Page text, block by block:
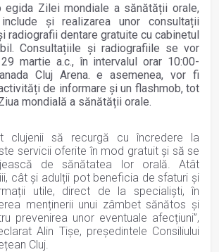
egida Zilei mondiale a sănătății orale,
și realizarea unor consultații
radiografii dentare gratuite cu cabinetul
Consultațiile și radiografiile se vor
martie a.c., în intervalul orar 10:00-
Cluj Arena. e asemenea, vor fi
de informare și un flashmob, tot
mondială a sănătății orale.
clujenii să recurgă cu încredere la
servicii oferite în mod gratuit și să se
de sănătatea lor orală. Atât
cât și adulții pot beneficia de sfaturi și
utile, direct de la specialiști, în
menținerii unui zâmbet sănătos și
prevenirea unor eventuale afecțiuni”,
Alin Tișe, președintele Consiliului
Cluj.